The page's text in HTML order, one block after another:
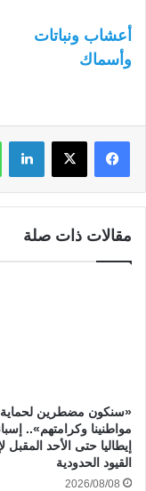
أعشاب ونباتات
وأسماك
لينكدإن
مقالات ذات صلة
«سنكون مضطرين
مواطنينا وكرامتهم»..
إيطاليا حتى الأحد المقبل
القيود الحدودية
2026/08/08